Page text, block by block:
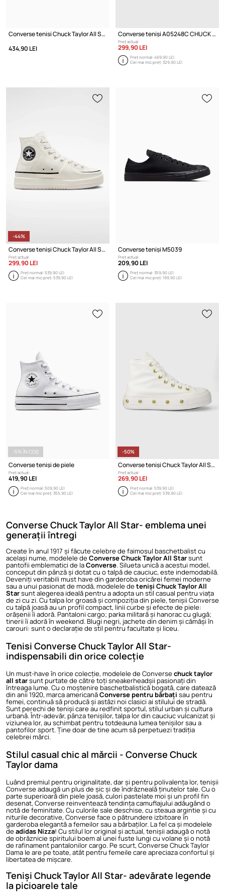
Converse tenisi Chuck Taylor All Star Cruise
434,90 LEI
Converse teniși A05248C CHUCK TAYLOR ALL
Preț actual:
299,90 LEI
Preț normal:469,90 LEI
Cel mai mic preț:329,90 LEI
-44%
Converse teniși Chuck Taylor All Star Construct
Preț actual:
299,90 LEI
Preț normal:539,90 LEI
Cel mai mic preț:539,90 LEI
Converse teniși M5039
Preț actual:
209,90 LEI
Preț normal:359,90 LEI
Cel mai mic preț:199,90 LEI
-5% ÎN COȘ
Converse teniși de piele
Preț actual:
419,90 LEI
Preț normal:509,90 LEI
Cel mai mic preț:355,90 LEI
-50%
Converse teniși Chuck Taylor All Star Lift
Preț actual:
269,90 LEI
Preț normal:539,90 LEI
Cel mai mic preț:539,90 LEI
Converse Chuck Taylor All Star- emblema unei
generații întregi
Create în anul 1917 și făcute celebre de faimosul baschetbalist cu
același nume, modelele de Converse Chuck Taylor All Starsunt
pantofii emblematici de laConverse. Silueta unică a acestui model,
conceput din pânză și dotat cu o talpă de cauciuc, este indemodabilă.
Deveniți veritabili must have din garderoba oricărei femei moderne
sau a unui pasionat de modă, modelele de teniși Chuck Taylor All
Starsunt alegerea ideală pentru a adopta un stil casual pentru viața
de zi cu zi. Cu talpa lor groasă și compoziția din piele, tenișii Converse
cu talpă joasă au un profil compact, linii curbe și efecte de piele:
orășenii îi adoră. Pantaloni cargo; parka militară și hanorac cu glugă;
tinerii îi adoră în weekend. Blugi negri, jachete din denim și cămăși în
carouri: sunt o declarație de stil pentru facultate și liceu.
Tenisi Converse Chuck Taylor All Star-
indispensabili din orice colecție
Un must-have în orice colecție, modelele de Converse chuck taylor
all starsunt purtate de către toți sneakerheadșii pasionați din
întreaga lume. Cu o moștenire baschetbalistică bogată, care datează
din anii 1920, marca americanăConverse pentru bărbați sau pentru
femei, continuă să producă și astăzi noi clasici ai stilului de stradă.
Sunt perechi de teniși care au redfinit sportul, stilul urban și cultura
urbană. Într-adevăr, pânza tenișilor, talpa lor din cauciuc vulcanizat și
viziunea lor, au schimbat pentru totdeauna lumea tenișilor sau a
pantofilor sport. Ține doar de tine acum să perpetuezi tradiția
celebrei mărci.
Stilul casual chic al mărcii - Converse Chuck
Taylor dama
Luând premiul pentru originalitate, dar și pentru polivalența lor, tenișii
Converse adaugă un plus de șic și de îndrăzneală ținutelor tale. Cu o
parte superioară din piele joasă, culori pastelate moi și un profil fin
desenat, Converse reinventează tendința camuflajului adăugând o
notă de feminitate. Cu culorile sale deschise, cu steaua argintie și cu
niturile decorative, Converse face o pătrundere izbitoare în
garderoba elegantă a femeilor sau a bărbaților. La fel ca și modelele
de adidas Nizza! Cu stilul lor original și actual, tenișii adaugă o notă
de obrăznicie spiritului boem al unei fuste lungi cu volane și o notă
de rafinament pantalonilor cargo. Pe scurt, Converse Chuck Taylor
Dama le are pe toate, atât pentru femeile care apreciaza confortul și
libertatea de mișcare.
Teniși Chuck Taylor All Star- adevărate legende
la picioarele tale